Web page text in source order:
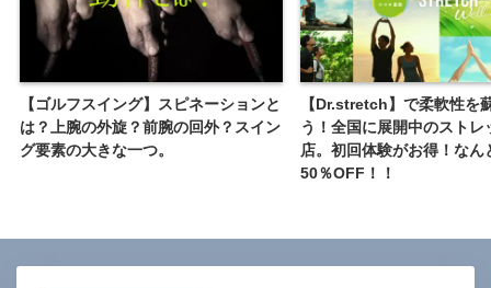
【ゴルフスイング】スピネーションと
は？上腕の外旋？前腕の回外？スイン
グ要素の大きな一つ。
【Dr.stretch】で柔軟性を
う！全国に展開中のストレ
店。初回体験がお得！なん
50％OFF！！